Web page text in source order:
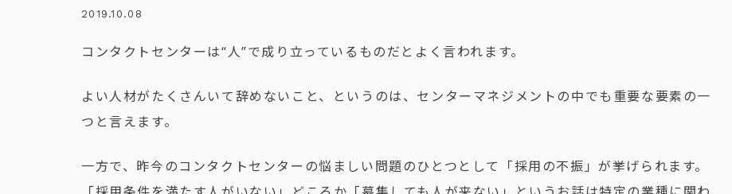
2019.10.08
コンタクトセンターは“人”で成り立っているものだとよく言われます。
よい人材がたくさんいて辞めないこと、というのは、センターマネジメントの中でも重要な要素の一
つと言えます。
一方で、昨今のコンタクトセンターの悩ましい問題のひとつとして「採用の不振」が挙げられます。